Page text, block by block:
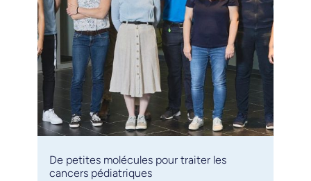
De petites molécules pour traiter les
cancers pédiatriques